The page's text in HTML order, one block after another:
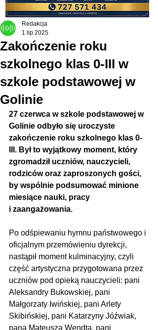
Zakończenie roku
szkolnego klas 0-III w
szkole podstawowej w
Golinie
Redakcja
1 lip 2025
27 czerwca w szkole podstawowej w
Golinie odbyło się uroczyste
zakończenie roku szkolnego klas 0-
III. Był to wyjątkowy moment, który
zgromadził uczniów, nauczycieli,
rodziców oraz zaproszonych gości,
by wspólnie podsumować minione
miesiące nauki, pracy
i zaangażowania.
Po odśpiewaniu hymnu państwowego i
oficjalnym przemówieniu dyrekcji,
nastąpił moment kulminacyjny, czyli
część artystyczna przygotowana przez
uczniów pod opieką nauczycieli: pani
Aleksandry Bukowskiej, pani
Małgorzaty Iwińskiej, pani Arlety
Skibińskiej, pani Katarzyny Jóźwiak,
pana Mateusza Wendta, pani